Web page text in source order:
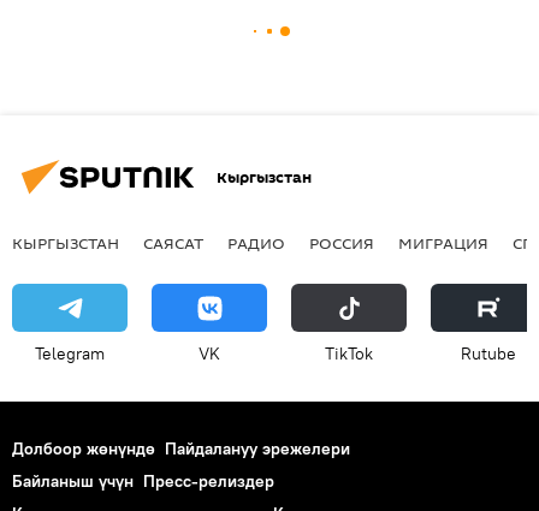
Кыргызстан
КЫРГЫЗСТАН САЯСАТ РАДИО РОССИЯ МИГРАЦИЯ
Telegram VK ТikТоk Rutube
Долбоор жөнүндө Пайдалануу эрежелери
Байланыш үчүн Пресс-релиздер